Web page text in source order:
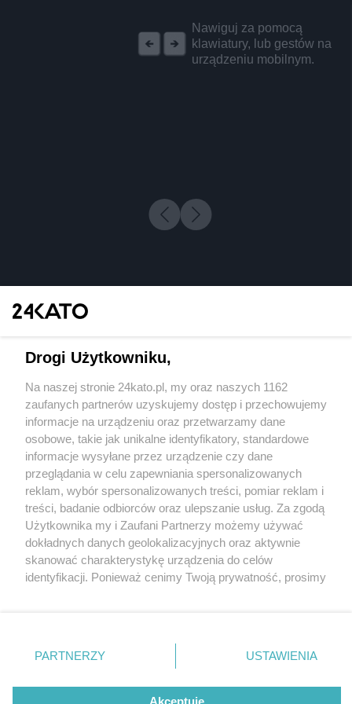
Nawiguj za pomocą
klawiatury, lub gestów na
urządzeniu mobilnym.
1 / 0
Wydawca mediów lokalnych
Nie zapomnij
zapoznać się z:
polityką prywatności regulamin korzystania z portali
Twojemiasto
Piekary Śląskie
Chorzów
Tarnowskie Góry
Gliwice
Skontakuj sięz nami
Kontakt
Wydawca
Redakcja
Drogi Użytkowniku,
Na naszej stronie 24kato.pl, my oraz naszych 1162
zaufanych partnerów uzyskujemy dostęp i przechowujemy
informacje na urządzeniu oraz przetwarzamy dane
osobowe, takie jak unikalne identyfikatory, standardowe
informacje wysyłane przez urządzenie czy dane
przeglądania w celu zapewniania spersonalizowanych
reklam, wybór spersonalizowanych treści, pomiar reklam i
treści, badanie odbiorców oraz ulepszanie usług. Za zgodą
Użytkownika my i Zaufani Partnerzy możemy używać
dokładnych danych geolokalizacyjnych oraz aktywnie
skanować charakterystykę urządzenia do celów
identyfikacji. Ponieważ cenimy Twoją prywatność, prosimy
prywatności znajdujący się w lewym dolnym rogu strony
. Niektóre rodzaje przetwarzania danych nie wymagają
zgody użytkownika, ale masz prawo sprzeciwić się
takiemu przetwarzaniu. Preferencje będą miały
PARTNERZY USTAWIENIA
Akceptuję